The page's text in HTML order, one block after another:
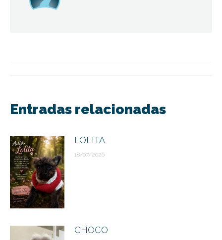
Navegación
entre
Entradas relacionadas
LOLITA
18/07/2026
CHOCO